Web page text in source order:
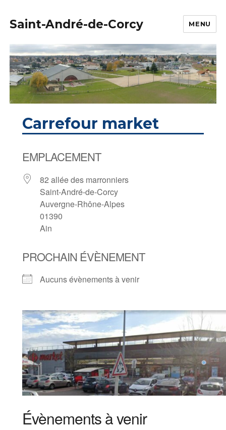
Saint-André-de-Corcy MENU
Carrefour market
EMPLACEMENT
82 allée des marronniers
Saint-André-de-Corcy
Auvergne-Rhône-Alpes
01390
Ain
PROCHAIN ÉVÈNEMENT
Aucuns évènements à venir
Évènements à venir